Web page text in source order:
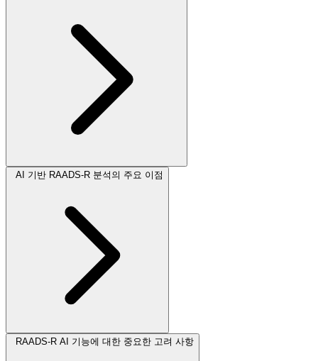
AI 기반 RAADS-R 분석의 주요 이점
RAADS-R AI 기능에 대한 중요한 고려 사항